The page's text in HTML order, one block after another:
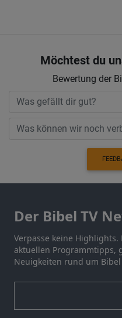
Möchtest du
Bewertung der
Der Bibel TV
Verpasse keine
aktuellen Programmtipps,
Neuigkeiten rund um